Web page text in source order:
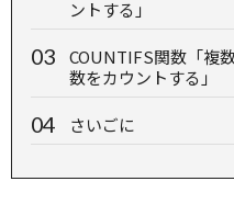
ントする」
COUNTIFS関数「複
数をカウントする」
さいごに